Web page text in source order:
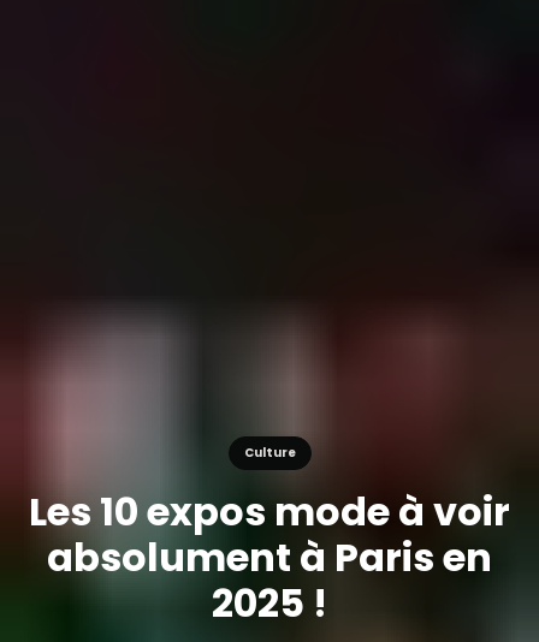
Culture
Les 10 expos mode à voir
absolument à Paris en
2025 !